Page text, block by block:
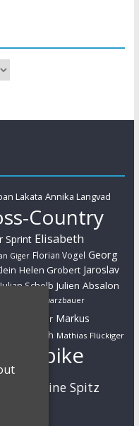
Lakata Annika Langvad
Country
Sprint Elisabeth
Giger Florian Vogel Georg
Helen Grobert Jaroslav
Julian Schelb Julien Absalon
Luca Schwarzbauer
Markus Bauer Markus
Martin Gluth Mathias Flückiger
Sabine Spitz